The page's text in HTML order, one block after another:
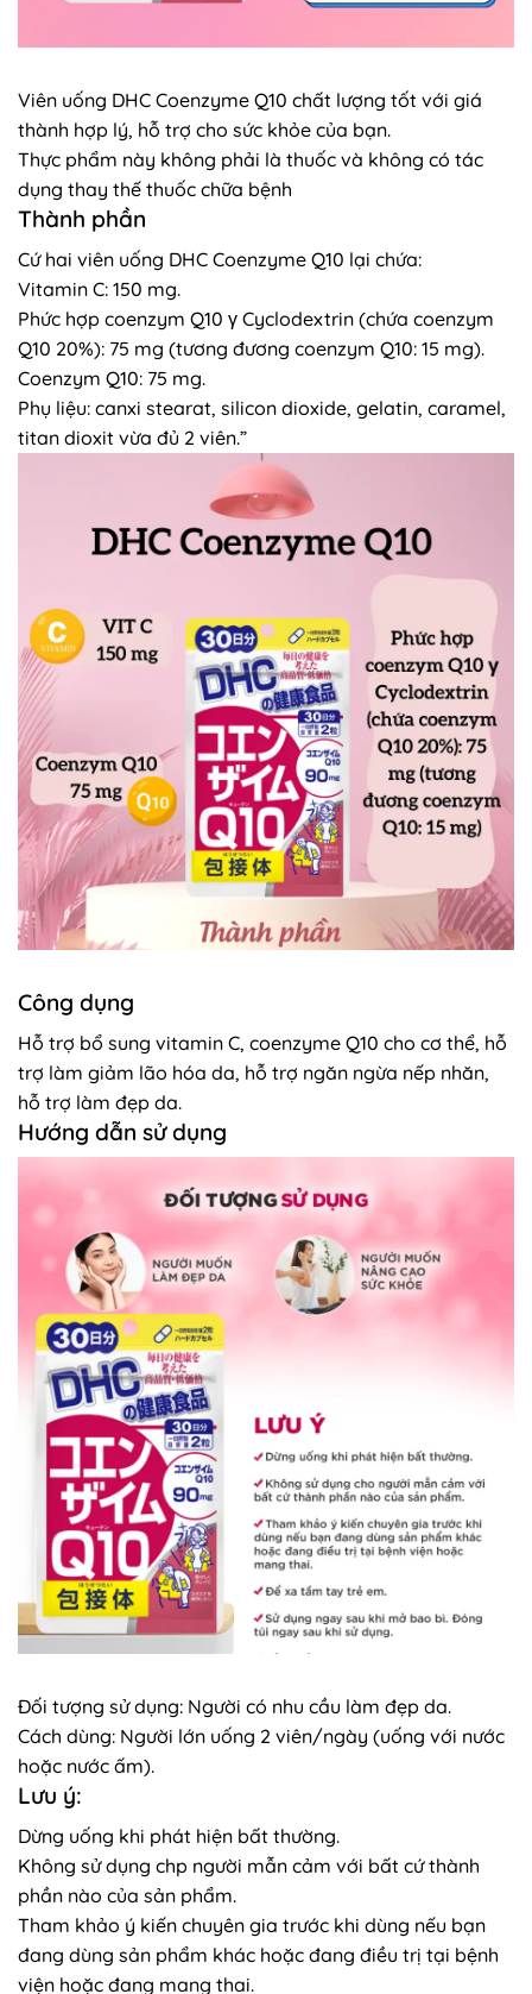
Viên uống DHC Coenzyme Q10 chất lượng tốt với giá
thành hợp lý, hỗ trợ cho sức khỏe của bạn.
Thực phẩm này không phải là thuốc và không có tác
dụng thay thế thuốc chữa bệnh
Thành phần
Cứ hai viên uống DHC Coenzyme Q10 lại chứa:
Vitamin C: 150 mg.
Phức hợp coenzym Q10 γ Cyclodextrin (chứa coenzym
Q10 20%): 75 mg (tương đương coenzym Q10: 15 mg).
Coenzym Q10: 75 mg.
Phụ liệu: canxi stearat, silicon dioxide, gelatin, caramel,
titan dioxit vừa đủ 2 viên.”
Công dụng
Hỗ trợ bổ sung vitamin C, coenzyme Q10 cho cơ thể, hỗ
trợ làm giảm lão hóa da, hỗ trợ ngăn ngừa nếp nhăn,
hỗ trợ làm đẹp da.
Hướng dẫn sử dụng
Đối tượng sử dụng: Người có nhu cầu làm đẹp da.
Cách dùng: Người lớn uống 2 viên/ngày (uống với nước
hoặc nước ấm).
Lưu ý:
Dừng uống khi phát hiện bất thường.
Không sử dụng chp người mẫn cảm với bất cứ thành
phần nào của sản phẩm.
Tham khảo ý kiến chuyên gia trước khi dùng nếu bạn
đang dùng sản phẩm khác hoặc đang điều trị tại bệnh
viện hoặc đang mang thai.